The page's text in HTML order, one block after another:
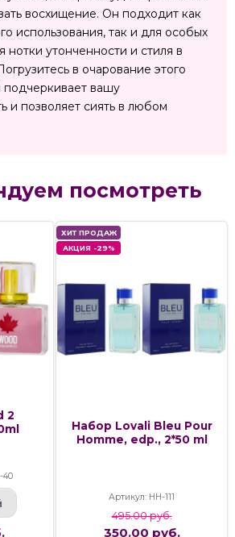
восхищение. Он подходит как
использования, так и для особых
нотки утонченности и стиля в
в очарование этого
подчеркивает вашу
и позволяет сиять в любом
посмотреть
2
40
ХИТ ПРОДАЖ
АКЦИЯ -29%
Набор Lovali Bleu Pour
Homme, edp., 2*50 ml
Артикул: НН-111
495.00 руб.
350.00 руб.